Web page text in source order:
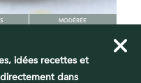
idées recettes et
dans
MODÉRÉE